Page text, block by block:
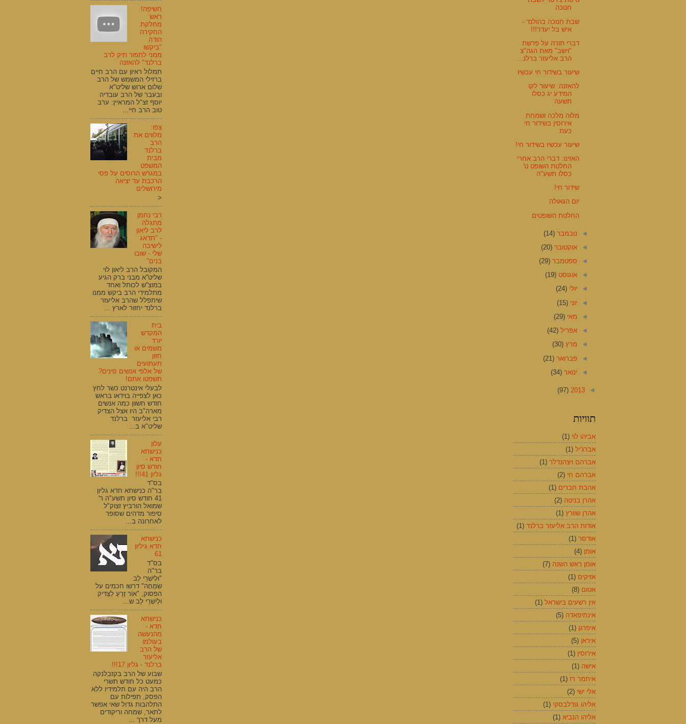
חשיפה!
ראש
מחלקת
החקירה
הודה
"ביקשו
ממני לתפור תיק לרב
ברלנד" להאזנה
תמלול ראיון עם הרב חיים
ברזילי המשמש של הרב
שלום ארוש שליט"א
ובעבר של הרב עובדיה
יוסף זצ"ל המראיין: ערב
טוב הרב חיי...
צפו:
מלווים את
הרב
ברלנד
מבית
המשפט
במגרש הרוסים על פסי
הרכבת עד יציאה
מירושלים
<
רבי נחמן
מתגלה
לרב ליאון
- "תדאג
לישיבה
שלי - שובו
בנים"
המקובל הרב ליאון לוי
שליט''א מבני ברק הגיע
במוצ''ש לכותל ואחד
מתלמידי הרב ביקש ממנו
שיתפלל שהרב אליעזר
ברלנד יחזור לארץ ...
בית
המקדש
יורד
משמים או
חזון
תעתועים
של אלפי אנשים סינים?
תשפטו אתם!
לבעלי אינטרנט כשר לחץ
כאן לצפייה בוידאו בראש
חודש חשוון כמה אנשים
מארה"ב היו אצל הצדיק
רבי אליעזר ברלנד
שליט"א ב...
עלון
כנישתא
חדא -
חודש סיון
גליון 41!!!
בס"ד
בר"ה כנישתא חדא גליון
41 חודש סיון תשע"ה ר'
שמואל הורביץ זצוק"ל
סיפור מדהים שסופר
לאחרונה ב...
כנישתא
חדא גיליון
61
בס"ד
בר"ה
"וּלְיִשְׁרֵי לֵב
שִׂמְחָה" דרשו חכמים על
הפסוק, "אוֹר זָרֻעַ לַצַּדִּיק
וּלְיִשְׁרֵי לֵב ש...
כנישתא
חדא -
מהנעשה
בעולמו
של הרב
אליעזר
ברלנד - גליון 17!!!
שבוע של הרב בקזבלנקה
כמעט כל חודש תשרי
הרב היה עם תלמידיו ללא
הפסק, תפילות עם
התלהבות גדול שאי אפשר
לתאר, שמחה וריקודים
מעל דרך ...
חנוכה
שבת חנוכה בהולנד -
איש בל יעדר!!!
דברי תורה על פרשת
"וישב" מאת הגה"צ
הרב אליעזר ברלנ...
שיעור בשידור חי עכשיו
להאזנה: שיעור לקו
המידע יג כסלו
תשעה
מלוה מלכה ושמחת
אירוסין בשידור חי
כעת
שיעור עכשיו בשידור חי!
האזינו: דברי הרב אחרי
החלטת השופט ט'
כסלו תשע"ה
שידור חי!
יום הגאולה
החלטת השופטים
◄ נובמבר(14)
◄אוקטובר(20)
◄ ספטמבר(29)
◄אוגוסט(19)
◄יולי(24)
◄יוני(15)
◄ מאי(29)
◄אפריל(42)
◄ מרץ(30)
◄ פברואר(21)
◄ינואר(34)
◄
2013
(97)
תוויות
אביהו לוי (1)
אברג'יל (1)
אברהם ויצהנדלר (1)
אברהם חי (2)
אהבת חברים (1)
אהרן בניטה (2)
אהרן שוורץ (1)
אודות הרב אליעזר ברלנד (1)
אודסר (1)
אומן (4)
אומן ראש השנה (7)
אזיקים (1)
אטום (8)
אין רשעים בישראל (1)
אינתיפאדה (5)
איפרגן (1)
איראן (5)
אירוסין (1)
אישה (1)
איתמר רז (1)
אלי ישי (2)
אליהו גודלבסקי (1)
אליהו הנביא (1)